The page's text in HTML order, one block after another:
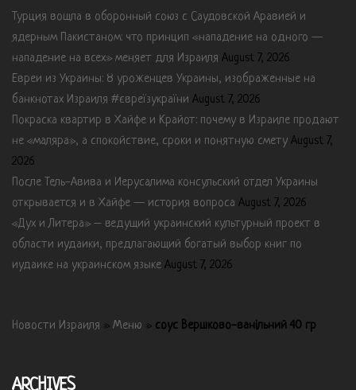
Турция вошла в оборонный союз с Саудовской Аравией и
ядерным Пакистаном: что принцип «нападение на одного —
нападение на всех» меняет для Израиля August 7, 2026
Евреи из Украины: 8 уроженцев Украины, изображенные на
банкнотах Израиля #євреїзукраїни August 7, 2026
Покраска квартир в Хайфе и Крайот: почему в Израиле продают
не «маляра», а спокойствие, сроки и понятную смету August 7,
2026
После Тель-Авива и Иерусалима консульский отдел Украины
открывается и в Хайфе — история вопроса August 7, 2026
«Дух и Литера» – ведущий украинский культурный проект в
области иудаики, предлагающий богатый выбор книг по
иудаике на украинском языке August 7, 2026
Новости Израиля » Меню » соус Вершково-ванільний 40 гр
ARCHIVES